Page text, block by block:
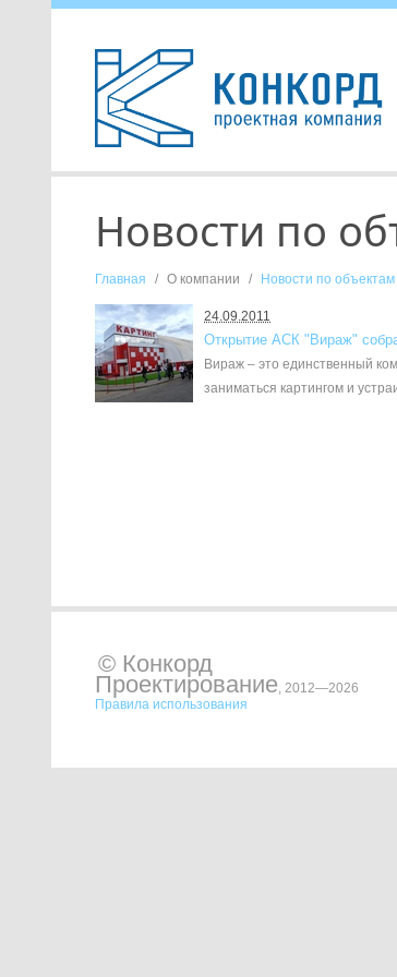
Новости по
Главная / О компании / Новости по объектам
24.09.2011
Открытие АСК "Вираж"
Вираж – это единственный
заниматься картингом и
© Конкорд
Проектирование, 2012—2026
Правила использования